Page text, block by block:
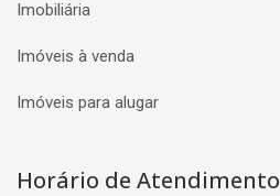
Imobiliária
Imóveis à venda
Imóveis para alugar
Horário de Atendimento